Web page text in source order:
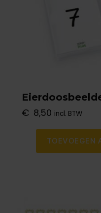
€ 8,50 incl. BTW
TOEVOEGEN